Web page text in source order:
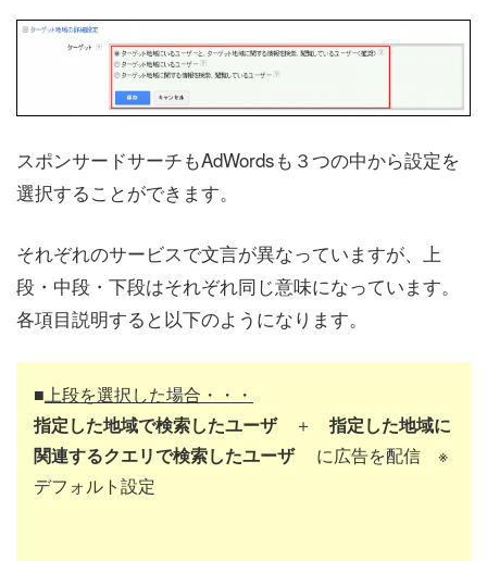
スポンサードサーチもAdWordsも３つの中から設定を
選択することができます。
それぞれのサービスで文言が異なっていますが、上
段・中段・下段はそれぞれ同じ意味になっています。
各項目説明すると以下のようになります。
■上段を選択した場合・・・
指定した地域で検索したユーザ＋ 指定した地域に
関連するクエリで検索したユーザに広告を配信 ※
デフォルト設定